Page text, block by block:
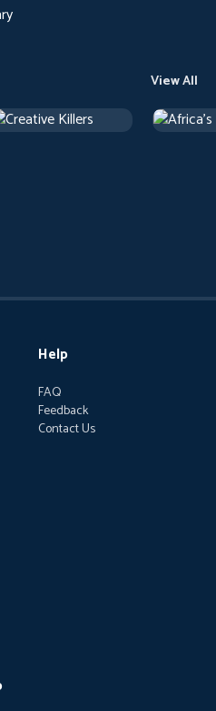
View All
Help
FAQ
Feedback
Contact Us